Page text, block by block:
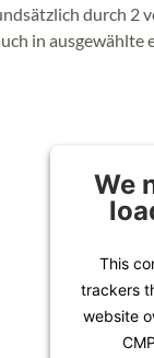
durch 2
in ausgewählte
We
This
trackers
website